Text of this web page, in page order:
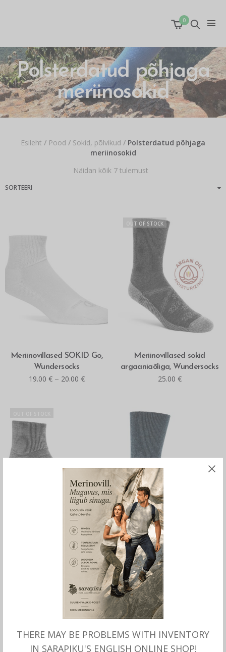
THERE MAY BE PROBLEMS WITH INVENTORY
IN SARAPIKU'S ENGLISH ONLINE SHOP!
0
Polsterdatud põhjaga
meriinosokid
Esileht / Pood / Sokid, põlvikud / Polsterdatud põhjaga
meriinosokid
Näidan kõik 7 tulemust
MITMEID VALIKUID
Meriinovillased SOKID Go,
Wundersocks
19.00 €– 20.00 €
OUT OF STOCK
MITMEID VALIKUID
Meriinovillased sokid
argaaniaõliga, Wundersocks
25.00 €
MITMEID VALIKUID
Meriinovillased SOKID Go
ABS, Wundersocks
MITMEID VALIKUID
Meriinovillased sokid ALP,
Wundersocks
24.00